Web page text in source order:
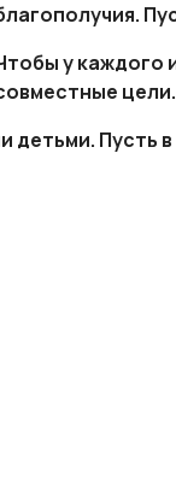
у каждого
Пусть